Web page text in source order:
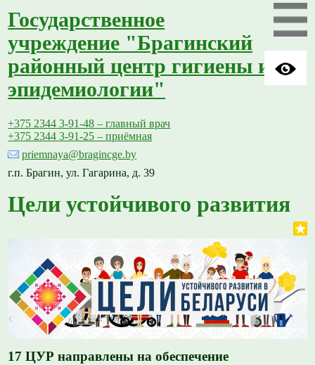
Государственное
учреждение "Брагинский
районный центр гигиены и
эпидемиологии"
+375 2344 3-91-48 – главный врач
+375 2344 3-91-25 – приёмная
priemnaya@bragincge.by
г.п. Брагин, ул. Гагарина, д. 39
Цели устойчивого развития
17 ЦУР направлены на обеспечение